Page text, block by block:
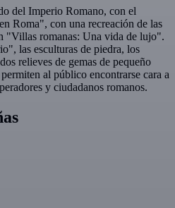
del Imperio Romano, con el
Roma", con una recreación de las
"Villas romanas: Una vida de lujo".
las esculturas de piedra, los
relieves de gemas de pequeño
al público encontrarse cara a
y ciudadanos romanos.